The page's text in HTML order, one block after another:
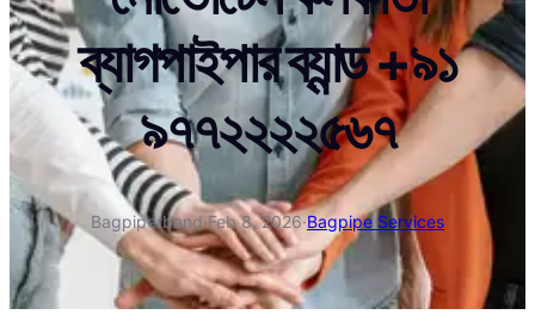
ব্যাগপাইপার ব্যান্ড +৯১
৯৭৭২২২২৫৬৭
Bagpiperband·Feb 8, 2026·Bagpipe Services